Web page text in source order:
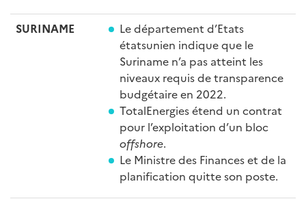
SURINAME
Le département d’Etats
étatsunien indique que le
Suriname n’a pas atteint les
niveaux requis de transparence
budgétaire en 2022.
TotalEnergies étend un contrat
pour l’exploitation d’un bloc
offshore.
Le Ministre des Finances et de la
planification quitte son poste.